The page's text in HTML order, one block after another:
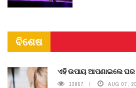
ବିଶେଷ
ଏହି ଉପାୟ ଆପଣାଇଲେ ଘର
13957 AUG 07,